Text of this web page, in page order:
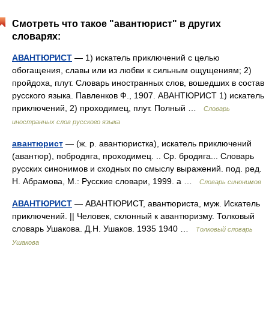
Смотреть что такое "авантюрист" в других
словарях:
АВАНТЮРИСТ — 1) искатель приключений с целью
обогащения, славы или из любви к сильным ощущениям; 2)
пройдоха, плут. Словарь иностранных слов, вошедших в состав
русского языка. Павленков Ф., 1907. АВАНТЮРИСТ 1) искатель
приключений, 2) проходимец, плут. Полный …
Словарь
иностранных слов русского языка
авантюрист — (ж. р. авантюристка), искатель приключений
(авантюр), побродяга, проходимец. .. Ср. бродяга... Словарь
русских синонимов и сходных по смыслу выражений. под. ред.
Н. Абрамова, М.: Русские словари, 1999. а …
Словарь синонимов
АВАНТЮРИСТ — АВАНТЮРИСТ, авантюриста, муж. Искатель
приключений. || Человек, склонный к авантюризму. Толковый
словарь Ушакова. Д.Н. Ушаков. 1935 1940 …
Толковый словарь
Ушакова